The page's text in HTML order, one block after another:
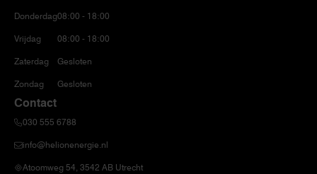
Donderdag
Vrijdag
Zaterdag
Zondag
08:00 - 18:00
08:00 - 18:00
Gesloten
Gesloten
Contact
030 555 6788
info@helionenergie.nl
Atoomweg 54, 3542 AB Utrecht